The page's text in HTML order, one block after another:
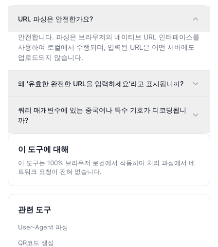
URL 파싱은 안전한가요?
안전합니다. 파싱은 브라우저의 네이티브 URL 인터페이스를
사용하여 로컬에서 수행되며, 입력된 URL은 어떤 서버에도
업로드되지 않습니다.
왜 '유효한 완전한 URL을 입력하세요'라고 표시됩니까?
쿼리 매개변수에 있는 중국어나 특수 기호가 디코딩됩니
까?
이 도구에 대해
이 도구는 100% 브라우저 로컬에서 작동하며 처리 과정에서 네
트워크 요청이 전혀 없습니다.
관련 도구
User-Agent 파싱
QR코드 생성